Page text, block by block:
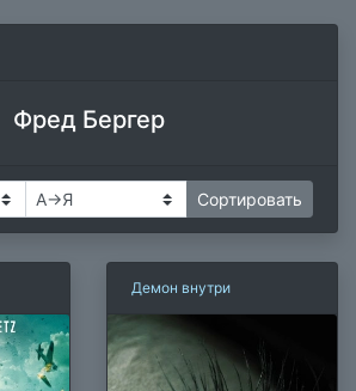
Фред Бергер
Демон внутри